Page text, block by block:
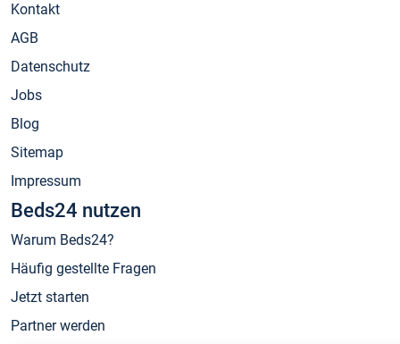
Kontakt
AGB
Datenschutz
Jobs
Blog
Sitemap
Impressum
Beds24 nutzen
Warum Beds24?
Häufig gestellte Fragen
Jetzt starten
Partner werden